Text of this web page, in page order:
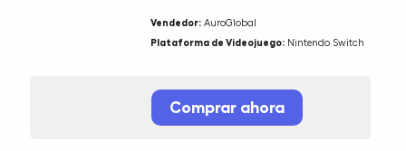
Vendedor: AuroGlobal
Plataforma de Videojuego: Nintendo Switch
Comprar ahora